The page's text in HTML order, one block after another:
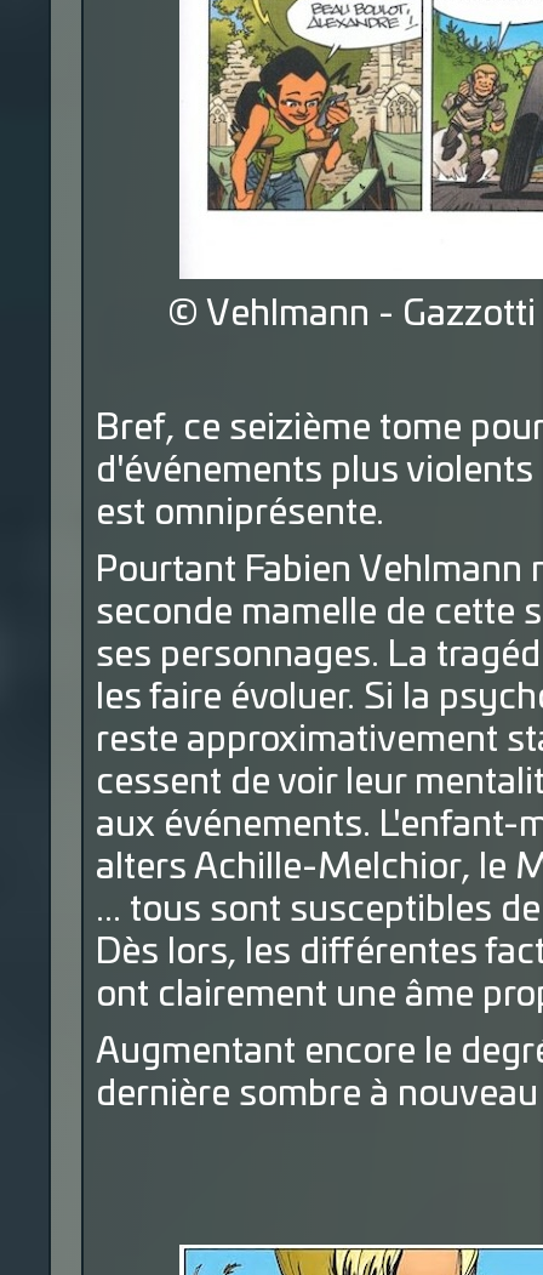
© Vehlmann -
Bref, ce seizième tome
d'événements plus
est omniprésente.
Pourtant Fabien Vehlmann
seconde mamelle de cette
ses personnages. La
les faire évoluer. Si la
reste approximativement
cessent de voir leur
aux événements. L'enfant-
alters Achille-Melchior, le
... tous sont susceptibles
Dès lors, les différentes
ont clairement une âme
Augmentant encore le
dernière sombre à